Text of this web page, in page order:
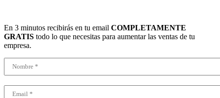
En 3 minutos recibirás en tu email COMPLETAMENTE
GRATIS todo lo que necesitas para aumentar las ventas de tu
empresa.